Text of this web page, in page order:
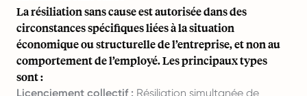
La résiliation sans cause est autorisée dans des
circonstances spécifiques liées à la situation
économique ou structurelle de l’entreprise, et non au
comportement de l’employé. Les principaux types
sont :
Licenciement collectif : Résiliation simultanée de